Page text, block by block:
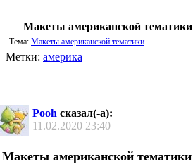
Макеты американской тематики
Тема: Макеты американской тематики
Метки: америка
Pooh сказал(-а):
11.02.2020 23:40
Макеты американской тематики